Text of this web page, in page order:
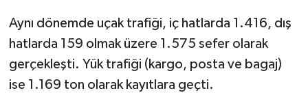
Aynı dönemde uçak trafiği, iç hatlarda 1.416, dış
hatlarda 159 olmak üzere 1.575 sefer olarak
gerçekleşti. Yük trafiği (kargo, posta ve bagaj)
ise 1.169 ton olarak kayıtlara geçti.